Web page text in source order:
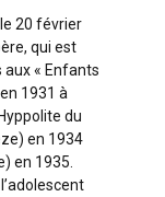
20 février
qui est
aux « Enfants
1931 à
du
en 1934
en 1935.